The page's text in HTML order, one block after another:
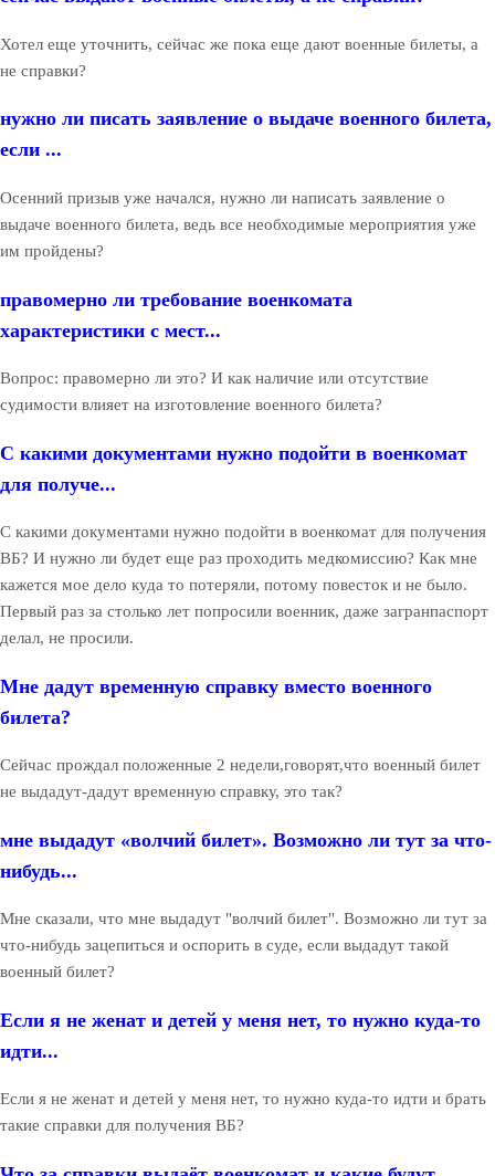
Хотел еще уточнить, сейчас же пока еще дают военные билеты, а
не справки?
нужно ли писать заявление о выдаче военного билета,
если ...
Осенний призыв уже начался, нужно ли написать заявление о
выдаче военного билета, ведь все необходимые мероприятия уже
им пройдены?
правомерно ли требование военкомата
характеристики с мест...
Вопрос: правомерно ли это? И как наличие или отсутствие
судимости влияет на изготовление военного билета?
С какими документами нужно подойти в военкомат
для получе...
С какими документами нужно подойти в военкомат для получения
ВБ? И нужно ли будет еще раз проходить медкомиссию? Как мне
кажется мое дело куда то потеряли, потому повесток и не было.
Первый раз за столько лет попросили военник, даже загранпаспорт
делал, не просили.
Мне дадут временную справку вместо военного
билета?
Сейчас прождал положенные 2 недели,говорят,что военный билет
не выдадут-дадут временную справку, это так?
мне выдадут «волчий билет». Возможно ли тут за что-
нибудь...
Мне сказали, что мне выдадут "волчий билет". Возможно ли тут за
что-нибудь зацепиться и оспорить в суде, если выдадут такой
военный билет?
Если я не женат и детей у меня нет, то нужно куда-то
идти...
Если я не женат и детей у меня нет, то нужно куда-то идти и брать
такие справки для получения ВБ?